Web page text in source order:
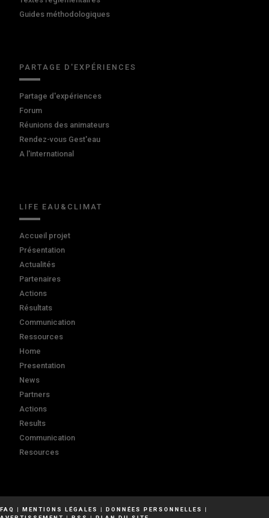
Guides méthodologiques
PARTAGE D'EXPÉRIENCES
Partage d'expériences
Forum
Réunions des animateurs
Rendez-vous Gest'eau
A l'international
LIFE EAU&CLIMAT
Accueil projet
Présentation
Actualités
Partenaires
Actions
Résultats
Communication
Ressources
Home
Presentation
News
Partners
Actions
Results
Communication
Resources
FAQ | MENTIONS LÉGALES | DONNÉES PERSONNELLES
|